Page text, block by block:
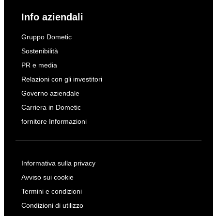
Info aziendali
Gruppo Dometic
Sostenibilità
PR e media
Relazioni con gli investitori
Governo aziendale
Carriera in Dometic
fornitore Informazioni
Informativa sulla privacy
Avviso sui cookie
Termini e condizioni
Condizioni di utilizzo